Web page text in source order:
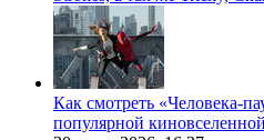
Как смотреть «Человека-
популярной киновселенной